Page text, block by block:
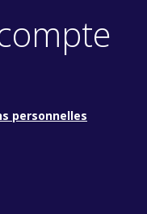
personnelles